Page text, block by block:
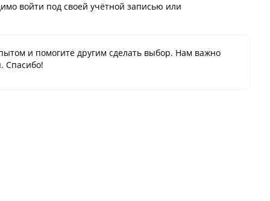
войти под своей учётной записью или
и помогите другим сделать выбор. Нам важно
Спасибо!